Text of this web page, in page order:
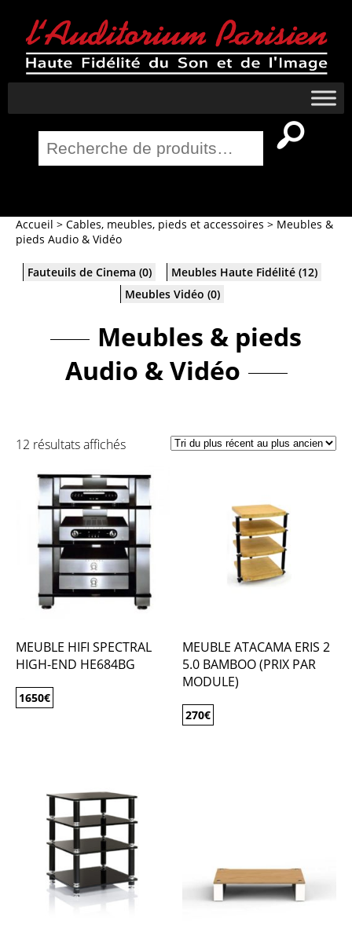
pour :
Accueil > Cables, meubles, pieds et accessoires > Meubles &
pieds Audio & Vidéo
Fauteuils de Cinema (0) Meubles Haute Fidélité (12)
Meubles Vidéo (0)
Meubles & pieds
Audio & Vidéo
12 résultats affichés
MEUBLE HIFI SPECTRAL
HIGH-END HE684BG
1650€
MEUBLE ATACAMA ERIS 2
5.0 BAMBOO (PRIX PAR
MODULE)
270€